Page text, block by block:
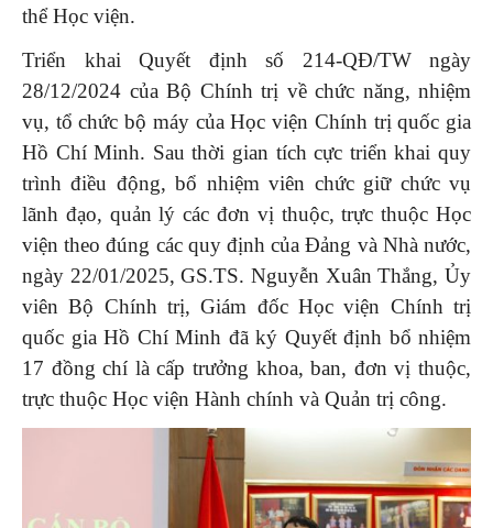
thể Học viện.
Triển khai Quyết định số 214-QĐ/TW ngày
28/12/2024 của Bộ Chính trị về chức năng, nhiệm
vụ, tổ chức bộ máy của Học viện Chính trị quốc gia
Hồ Chí Minh. Sau thời gian tích cực triển khai quy
trình điều động, bổ nhiệm viên chức giữ chức vụ
lãnh đạo, quản lý các đơn vị thuộc, trực thuộc Học
viện theo đúng các quy định của Đảng và Nhà nước,
ngày 22/01/2025, GS.TS. Nguyễn Xuân Thắng, Ủy
viên Bộ Chính trị, Giám đốc Học viện Chính trị
quốc gia Hồ Chí Minh đã ký Quyết định bổ nhiệm
17 đồng chí là cấp trưởng khoa, ban, đơn vị thuộc,
trực thuộc Học viện Hành chính và Quản trị công.